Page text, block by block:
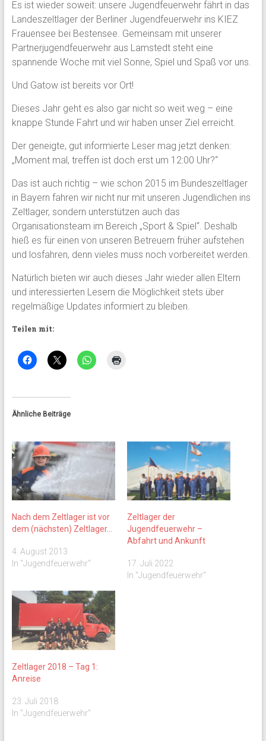
Es ist wieder soweit: unsere Jugendfeuerwehr fährt in das
Landeszeltlager der Berliner Jugendfeuerwehr ins KIEZ
Frauensee bei Bestensee. Gemeinsam mit unserer
Partnerjugendfeuerwehr aus Lamstedt steht eine
spannende Woche mit viel Sonne, Spiel und Spaß vor uns.
Und Gatow ist bereits vor Ort!
Dieses Jahr geht es also gar nicht so weit weg – eine
knappe Stunde Fahrt und wir haben unser Ziel erreicht.
Der geneigte, gut informierte Leser mag jetzt denken:
„Moment mal, treffen ist doch erst um 12:00 Uhr?“
Das ist auch richtig – wie schon 2015 im Bundeszeltlager
in Bayern fahren wir nicht nur mit unseren Jugendlichen ins
Zeltlager, sondern unterstützen auch das
Organisationsteam im Bereich „Sport & Spiel“. Deshalb
hieß es für einen von unseren Betreuern früher aufstehen
und losfahren, denn vieles muss noch vorbereitet werden.
Natürlich bieten wir auch dieses Jahr wieder allen Eltern
und interessierten Lesern die Möglichkeit stets über
regelmäßige Updates informiert zu bleiben.
Teilen mit:
Ähnliche Beiträge
Nach dem Zeltlager ist vor
dem (nächsten) Zeltlager…
4. August 2013
In "Jugendfeuerwehr"
Zeltlager der
Jugendfeuerwehr –
Abfahrt und Ankunft
17. Juli 2022
In "Jugendfeuerwehr"
Zeltlager 2018 – Tag 1:
Anreise
23. Juli 2018
In "Jugendfeuerwehr"